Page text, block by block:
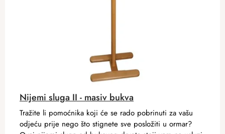
Nijemi sluga II - masiv bukva
Tražite li pomoćnika koji će se rado pobrinuti za vašu
odjeću prije nego što stignete sve posložiti u ormar?